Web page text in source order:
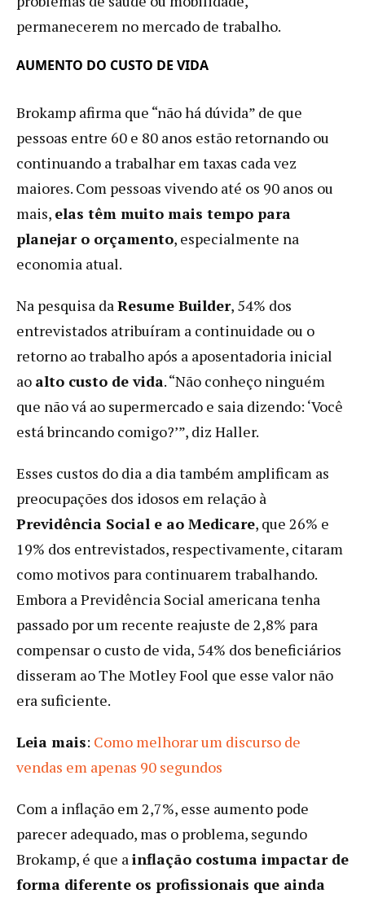
permanecerem no mercado de trabalho.
AUMENTO DO CUSTO DE VIDA
Brokamp afirma que “não há dúvida” de que
pessoas entre 60 e 80 anos estão retornando ou
continuando a trabalhar em taxas cada vez
maiores. Com pessoas vivendo até os 90 anos ou
mais, elas têm muito mais tempo para
planejar o orçamento, especialmente na
economia atual.
Na pesquisa daResume Builder, 54% dos
entrevistados atribuíram a continuidade ou o
retorno ao trabalho após a aposentadoria inicial
ao alto custo de vida. “Não conheço ninguém
que não vá ao supermercado e saia dizendo: ‘Você
está brincando comigo?’”, diz Haller.
Esses custos do dia a dia também amplificam as
preocupações dos idosos em relação à
Previdência Social e ao Medicare, que 26% e
19% dos entrevistados, respectivamente, citaram
como motivos para continuarem trabalhando.
Embora a Previdência Social americana tenha
passado por um recente reajuste de 2,8% para
compensar o custo de vida, 54% dos beneficiários
disseram ao The Motley Fool que esse valor não
era suficiente.
Leia mais: Como melhorar um discurso de
vendas em apenas 90 segundos
Com a inflação em 2,7%, esse aumento pode
parecer adequado, mas o problema, segundo
Brokamp, ​​é que ainflação costuma impactar de
forma diferente os profissionais que ainda